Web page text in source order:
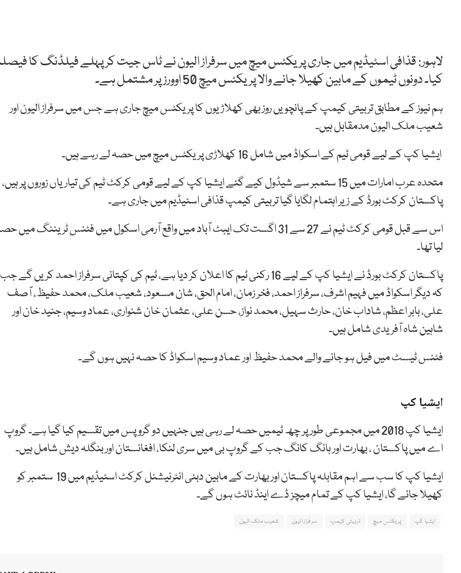
لاہور: قذافی اسٹیڈیم میں جاری پریکٹس میچ میں سرفراز الیون نے ٹاس جیت کر پہلے فیلڈنگ کا
کیا۔ دونوں ٹیموں کے مابین کھیلا جانے والا پریکٹس میچ 50 اوورز پر مشتمل ہے۔
ہم نیوز کے مطابق تربیتی کیمپ کے پانچویں روز بھی کھلاڑیوں کا پریکٹس میچ جاری ہے جس میں سرفراز الیون اور
شعیب ملک الیون مدمقابل ہیں۔
ایشیا کپ کے لیے قومی ٹیم کے اسکواڈ میں شامل 16 کھلاڑی پریکٹس میچ میں حصہ لے رہے ہیں۔
متحدہ عرب امارات میں 15 ستمبر سے شیڈول کیے گئے ایشیا کپ کے لیے قومی کرکٹ ٹیم کی تیاریاں زوروں پر ہیں،
پاکستان کرکٹ بورڈ کے زیر اہتمام لگایا گیا تربیتی کیمپ قذافی اسٹیڈیم میں جاری ہے۔
اس سے قبل قومی کرکٹ ٹیم نے 27 سے 31 اگست تک ایبٹ آباد میں واقع آرمی اسکول میں فٹنس ٹریننگ میں
لیا تھا۔
پاکستان کرکٹ بورڈ نے ایشیا کپ کے لیے 16 رکنی ٹیم کا اعلان کر دیا ہے، ٹیم کی کپتانی سرفراز احمد کریں گے جب
کہ دیگر اسکواڈ میں فہیم اشرف، سرفراز احمد، فخر زمان، امام الحق، شان مسعود، شعیب ملک، محمد حفیظ، آصف
علی، بابر اعظم، شاداب خان، حارث سہیل، محمد نواز، حسن علی، عثمان خان شنواری، عماد وسیم، جنید خان اور
شاہین شاہ آفریدی شامل ہیں۔
فٹنس ٹیسٹ میں فیل ہو جانے والے محمد حفیظ اور عماد وسیم اسکواڈ کا حصہ نہیں ہوں گے۔
ایشیا کپ
ایشیا کپ 2018 میں مجموعی طور پر چھ ٹیمیں حصہ لے رہی ہیں جنہیں دو گروپس میں تقسیم کیا گیا ہے۔ گروپ
اے میں پاکستان ، بھارت اور ہانگ کانگ جب کے گروپ بی میں سری لنکا، افغانستان اور بنگلہ دیش شامل ہیں۔
ایشیا کپ کا سب سے اہم مقابلہ پاکستان اور بھارت کے مابین دبئی انٹرنیشنل کرکٹ اسٹیڈیم میں 19 ستمبر کو
کھیلا جائے گا، ایشیا کپ کے تمام میچز ڈے اینڈ نائٹ ہوں گے۔
ایشیا کپ پریکٹس میچ تربیتی کیمپ سرفراز الیون شعیب ملک الیون